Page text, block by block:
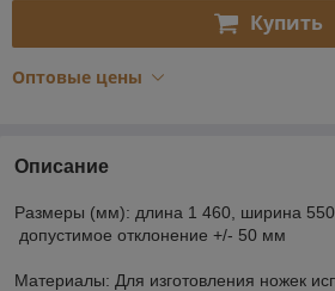
Купить
Оптовые цены
Описание
Размеры (мм): длина 1 460, ширина
допустимое отклонение +/- 50 мм
Материалы: Для изготовления ножек